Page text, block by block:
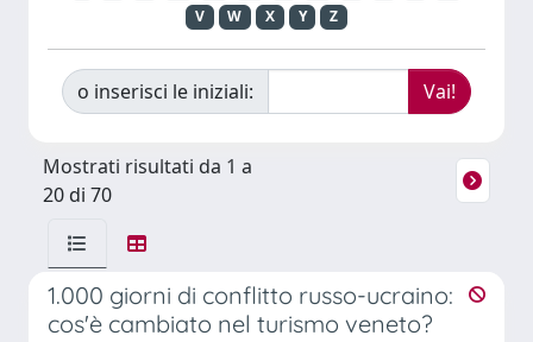
V
W X Y Z
o inserisci le iniziali:
Mostrati risultati da 1 a
20 di 70
1.000 giorni di conflitto russo-ucraino:
cos'è cambiato nel turismo veneto?